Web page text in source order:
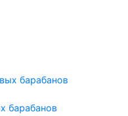
барабанов
барабанов